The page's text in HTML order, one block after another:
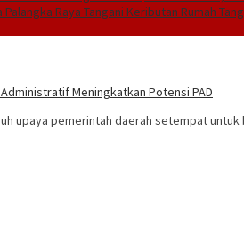
Raya Tangani Keributan Rumah
Meningkatkan Potensi PAD
upaya pemerintah daerah setempat